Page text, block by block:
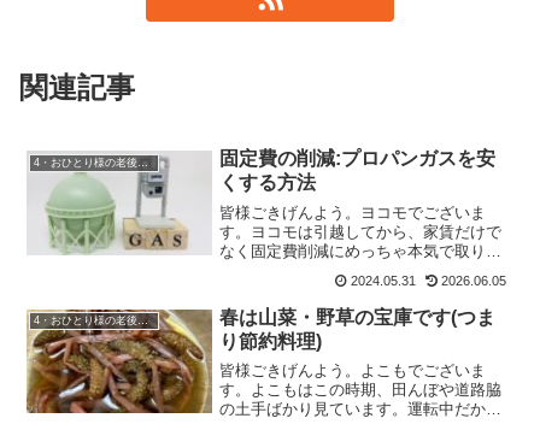
関連記事
4・おひとり様の老後準備
固定費の削減:プロパンガスを安
くする方法
皆様ごきげんよう。ヨコモでございま
す。ヨコモは引越してから、家賃だけで
なく固定費削減にめっちゃ本気で取り組
定費削減を検討しよう！とにかくここ1～
2年で、水道光熱費の高騰。いやもうちょ
っと待ってよ、て感じで...
2024.05.31 2026.06.05
4・おひとり様の老後準備
春は山菜・野草の宝庫です(つま
り節約料理)
皆様ごきげんよう。よこもでございま
す。よこもはこの時期、田んぼや道路脇
の土手ばかり見ています。運転中だから